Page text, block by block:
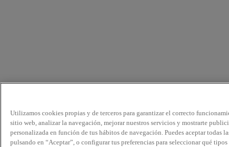
Utilizamos cookies propias y de terceros para garantizar el correcto
sitio web, analizar la navegación, mejorar nuestros servicios y mostrarte
personalizada en función de tus hábitos de navegación. Puedes aceptar todas
pulsando en “Aceptar”, o configurar tus preferencias para seleccionar qué tipos